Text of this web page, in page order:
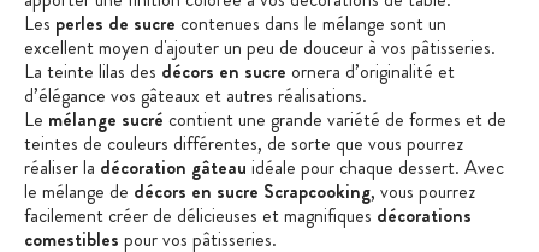
Les perles de sucre contenues dans le mélange sont un
excellent moyen d'ajouter un peu de douceur à vos pâtisseries.
La teinte lilas des décors en sucre ornera d’originalité et
d’élégance vos gâteaux et autres réalisations.
Le mélange sucré contient une grande variété de formes et de
teintes de couleurs différentes, de sorte que vous pourrez
réaliser la décoration gâteau idéale pour chaque dessert. Avec
le mélange de décors en sucre Scrapcooking, vous pourrez
facilement créer de délicieuses et magnifiques décorations
comestibles pour vos pâtisseries.